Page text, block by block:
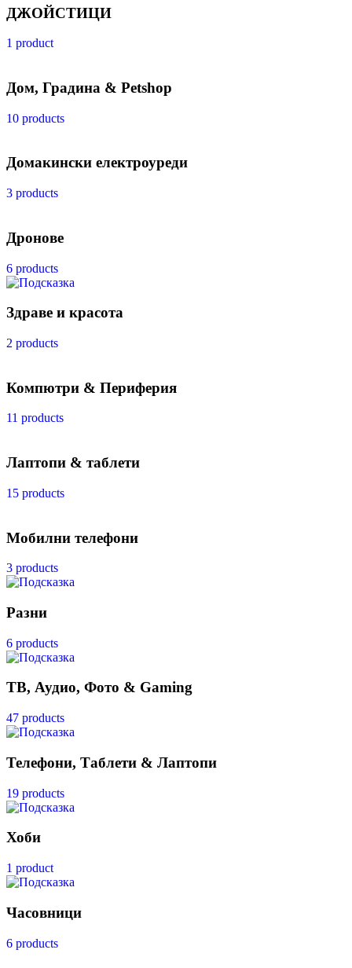
ДЖОЙСТИЦИ
1 product
Дом, Градина & Petshop
10 products
Домакински електроуреди
3 products
Дронове
6 products
Здраве и красота
2 products
Компютри & Периферия
11 products
Лаптопи & таблети
15 products
Мобилни телефони
3 products
Разни
6 products
ТВ, Аудио, Фото & Gaming
47 products
Телефони, Таблети & Лаптопи
19 products
Хоби
1 product
Часовници
6 products